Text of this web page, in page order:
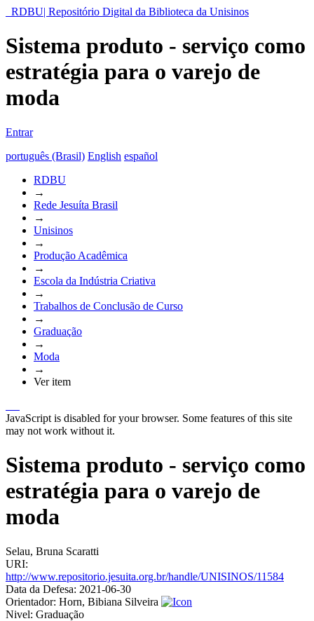
RDBU| Repositório Digital da Biblioteca da Unisinos
Sistema produto - serviço como
estratégia para o varejo de
moda
Entrar
português (Brasil) English español
RDBU
→
Rede Jesuíta Brasil
→
Unisinos
→
Produção Acadêmica
→
Escola da Indústria Criativa
→
Trabalhos de Conclusão de Curso
→
Graduação
→
Moda
→
Ver item
JavaScript is disabled for your browser. Some features of this site
may not work without it.
Sistema produto - serviço como
estratégia para o varejo de
moda
Selau, Bruna Scaratti
URI:
http://www.repositorio.jesuita.org.br/handle/UNISINOS/11584
Data da Defesa: 2021-06-30
Orientador: Horn, Bibiana Silveira
Nivel: Graduação